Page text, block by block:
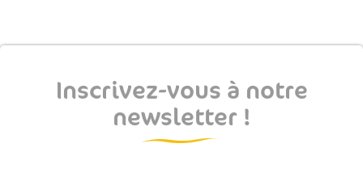
Inscrivez-vous à notre
newsletter !